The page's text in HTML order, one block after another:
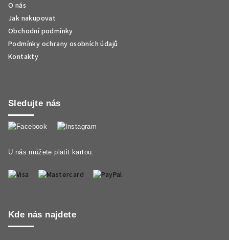
O nás
Jak nakupovat
Obchodní podmínky
Podmínky ochrany osobních údajů
Kontakty
Sledujte nás
U nás můžete platit kartou:
Kde nás najdete